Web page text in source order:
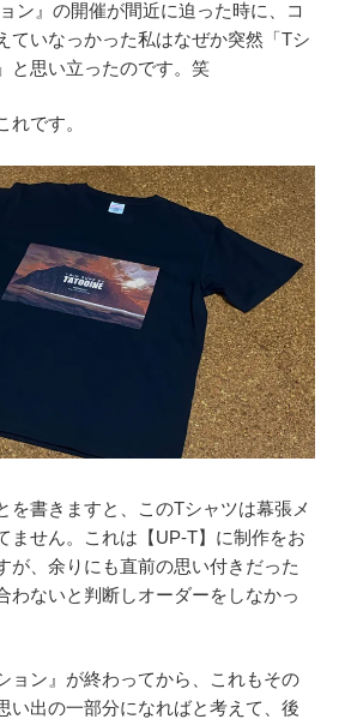
ン』の開催が間近に迫った時に、コ
ていなっかった私はなぜか突然「Tシ
と思い立ったのです。笑
れです。
を書きますと、このTシャツは幕張メ
ません。これは【UP-T】に制作をお
が、余りにも直前の思い付きだった
わないと判断しオーダーをしなかっ
ョン』が終わってから、これもその
い出の一部分になればと考えて、後